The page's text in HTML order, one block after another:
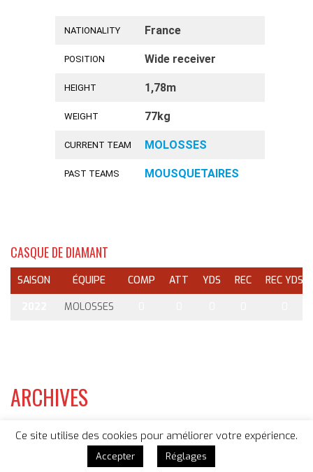
NATIONALITY France
POSITION Wide receiver
HEIGHT 1,78m
WEIGHT 77kg
CURRENT TEAM MOLOSSES
PAST TEAMS MOUSQUETAIRES
CASQUE DE DIAMANT
SAISON ÉQUIPE COMP ATT YDS REC
REC YDS
MOLOSSES
ARCHIVES
CATEGORIES
Ce site utilise des cookies pour améliorer votre expérience.
Accepter Réglages